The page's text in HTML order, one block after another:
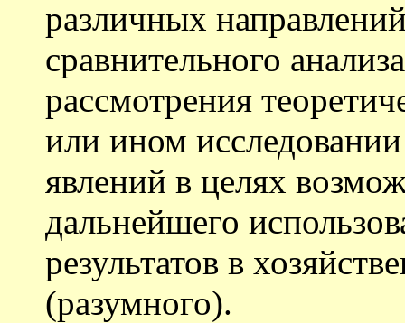
различных
сравнительного
рассмотрения
или ином
явлений в целях
дальнейшего
результатов в
(разумного).